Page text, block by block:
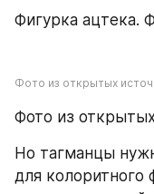
Фигурка ацтека.
Фото из открытых
Фото из
Но тагманцы
для колоритного